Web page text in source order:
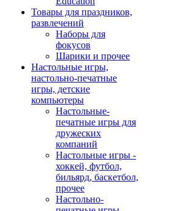
Товары для праздников,
развлечений
Наборы для
фокусов
Шарики и прочее
Настольные игры,
настольно-печатные
игры, детские
компьютеры
Настольные-
печатные игры для
дружеских
компаний
Настольные игры -
хоккей, футбол,
бильярд, баскетбол,
прочее
Настольно-